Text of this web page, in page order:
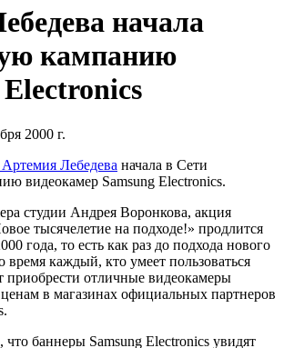
начала
кампанию
2000 г.
Лебедева начала в Сети
видеокамер Samsung Electronics.
студии Андрея Воронкова, акция
тысячелетие на подходе!» продлится
года, то есть как раз до подхода нового
время каждый, кто умеет пользоваться
приобрести отличные видеокамеры
в магазинах официальных партнеров
баннеры Samsung Electronics увидят